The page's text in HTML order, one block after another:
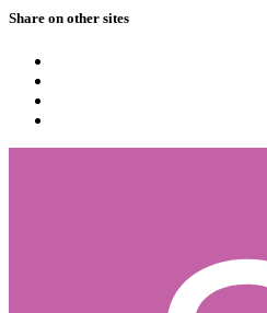
Share on other sites